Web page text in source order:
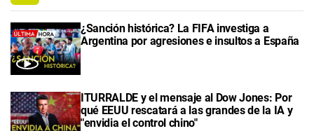
¿Sanción histórica? La FIFA investiga a
Argentina por agresiones e insultos a España
ITURRALDE y el mensaje al Dow Jones: Por
qué EEUU rescatará a las grandes de la IA y
"envidia el control chino"